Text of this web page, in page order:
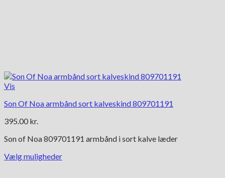
Vis
Son Of Noa armbånd sort kalveskind 809701191
395.00 kr.
Son of Noa 809701191 armbånd i sort kalve læder
Vælg muligheder